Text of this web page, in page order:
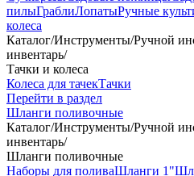
пилыГраблиЛопатыРучные
колеса
Каталог/Инструменты/Ручной
инвентарь/
Тачки и колеса
Колеса для тачекТачки
Перейти в раздел
Шланги поливочные
Каталог/Инструменты/Ручной
инвентарь/
Шланги поливочные
Наборы для поливаШланги 1"